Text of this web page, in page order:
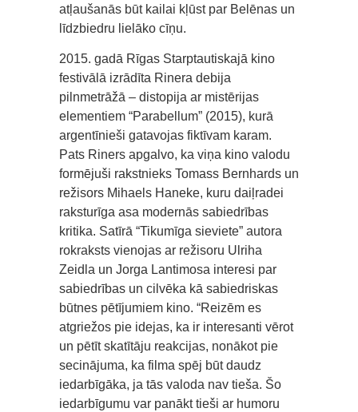
atļaušanās būt kailai kļūst par Belēnas un
līdzbiedru lielāko cīņu.
2015. gadā Rīgas Starptautiskajā kino
festivālā izrādīta Rinera debija
pilnmetrāžā – distopija ar mistērijas
elementiem “Parabellum” (2015), kurā
argentīnieši gatavojas fiktīvam karam.
Pats Riners apgalvo, ka viņa kino valodu
formējuši rakstnieks Tomass Bernhards un
režisors Mihaels Haneke, kuru daiļradei
raksturīga asa modernās sabiedrības
kritika. Satīrā “Tikumīga sieviete” autora
rokraksts vienojas ar režisoru Ulriha
Zeidla un Jorga Lantimosa interesi par
sabiedrības un cilvēka kā sabiedriskas
būtnes pētījumiem kino. “Reizēm es
atgriežos pie idejas, ka ir interesanti vērot
un pētīt skatītāju reakcijas, nonākot pie
secinājuma, ka filma spēj būt daudz
iedarbīgāka, ja tās valoda nav tieša. Šo
iedarbīgumu var panākt tieši ar humoru